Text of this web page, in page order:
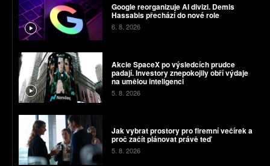
Google reorganizuje AI divizi. Demis
Hassabis přechází do nové role
6. 8. 2026
Akcie SpaceX po výsledcích prudce
padají. Investory znepokojily obří výdaje
na umělou inteligenci
5. 8. 2026
Jak vybrat prostory pro firemní večírek a
proč začít plánovat právě teď
5. 8. 2026